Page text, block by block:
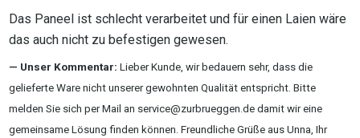
Das Paneel ist schlecht verarbeitet und für einen Laien wäre
das auch nicht zu befestigen gewesen.
Unser Kommentar: Lieber Kunde, wir bedauern sehr, dass die
gelieferte Ware nicht unserer gewohnten Qualität entspricht. Bitte
melden Sie sich per Mail an service@zurbrueggen.de damit wir eine
gemeinsame Lösung finden können. Freundliche Grüße aus Unna, Ihr